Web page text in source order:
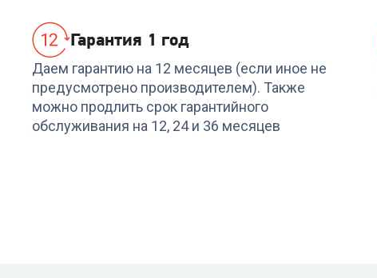
Гарантия 1 год
Даем гарантию на 12 месяцев (если иное не
предусмотрено производителем). Также
можно продлить срок гарантийного
обслуживания на 12, 24 и 36 месяцев